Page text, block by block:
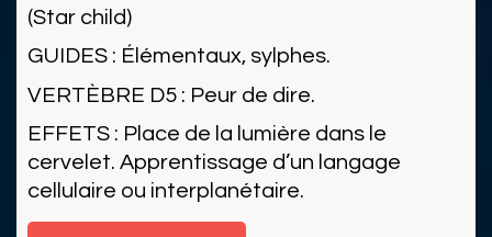
(Star child)
GUIDES : Élémentaux, sylphes.
VERTÈBRE D5 : Peur de dire.
EFFETS : Place de la lumière dans le
cervelet. Apprentissage d’un langage
cellulaire ou interplanétaire.